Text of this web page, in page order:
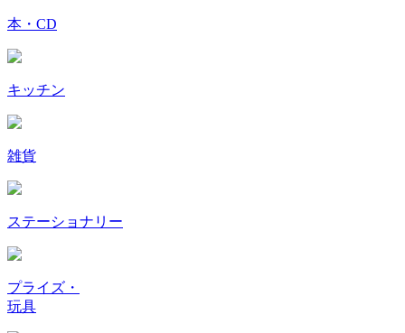
本・CD
キッチン
雑貨
ステーショナリー
プライズ・
玩具